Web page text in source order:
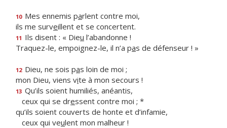
10 Mes ennemis parlent contre moi,
ils me surveillent et se concertent.
11 Ils disent : « Dieu l’abandonne !
Traquez-le, empoignez-le, il n’a pas de défenseur ! »
12 Dieu, ne sois pas loin de moi ;
mon Dieu, viens vite à mon secours !
13 Qu’ils soient humiliés, anéantis,
ceux qui se dressent contre moi ; *
qu’ils soient couverts de honte et d’infamie,
ceux qui veulent mon malheur !